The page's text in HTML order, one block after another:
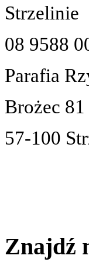
Strzelinie
08 9588
Parafia
Brożec 81
57-100
Znajdź